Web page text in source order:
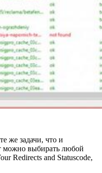
же задачи, что и
можно выбирать любой
Redirects and Statuscode,